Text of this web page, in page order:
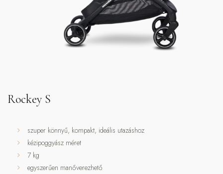
Rockey S
szuper könnyű, kompakt, ideális utazáshoz
kézipoggyász méret
7 kg
egyszerűen manőverezhető